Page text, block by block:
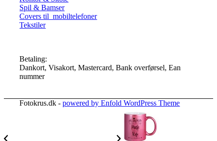
Spil & Bamser
Covers til mobiltelefoner
Tekstiler
Betaling:
Dankort, Visakort, Mastercard, Bank overførsel, Ean
nummer
Fotokrus.dk -powered by Enfold WordPress Theme